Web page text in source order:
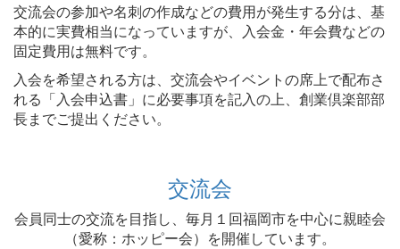
交流会の参加や名刺の作成などの費用が発生する分は、基
本的に実費相当になっていますが、入会金・年会費などの
固定費用は無料です。
入会を希望される方は、交流会やイベントの席上で配布さ
れる「入会申込書」に必要事項を記入の上、創業倶楽部部
長までご提出ください。
交流会
会員同士の交流を目指し、毎月１回福岡市を中心に親睦会
（愛称：ホッピー会）を開催しています。